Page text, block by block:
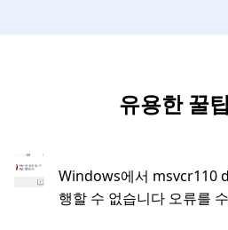
유용한 꿀
Windows에서 msvcr110
행할 수 없습니다 오류를